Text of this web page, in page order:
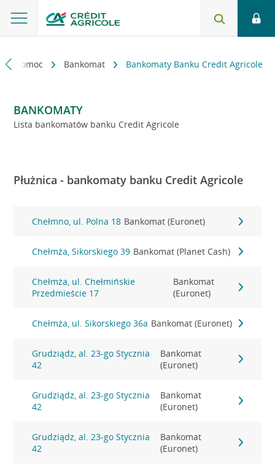
i pomoc Bankomat Bankomaty Banku Credit Agricole
BANKOMATY
Lista bankomatów banku Credit Agricole
Płużnica - bankomaty banku Credit Agricole
Chełmno, ul. Polna 18 Bankomat (Euronet)
Chełmża, Sikorskiego 39 Bankomat (Planet Cash)
Chełmża, ul. Chełmińskie
Przedmieście 17
Bankomat
(Euronet)
Chełmża, ul. Sikorskiego 36a Bankomat (Euronet)
Grudziądz, al. 23-go Stycznia
42
Bankomat
(Euronet)
Grudziądz, al. 23-go Stycznia
42
Bankomat
(Euronet)
Grudziądz, al. 23-go Stycznia
42
Bankomat
(Euronet)